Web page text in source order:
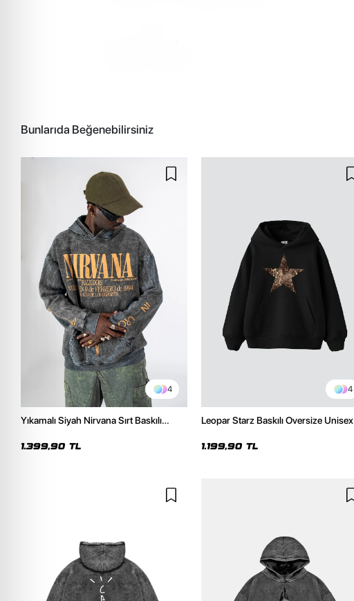
Bunlarıda Beğenebilirsiniz
4
Yıkamalı Siyah Nirvana Sırt Baskılı
1.399,90 TL
4
Leopar Starz Baskılı Oversize Unisex
1.199,90 TL